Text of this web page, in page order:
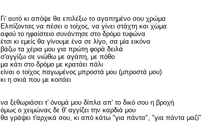
Γι' αυτό κι απόψε θα επιλέξω το αγαπημένο σου χρώμα
Ελπίζοντας να πέσει ο τοίχος, να γίνει στάχτη και χώμα
αφού το ηφαίστειο συνάντησε στο δρόμο τυφώνα
έτσι κι εμείς θα γίνουμε ένα σε λίγο, σα μία εικόνα
βάζω τα χέρια μου για πρώτη φορά δειλά
σ'αγγίζω σε νιώθω με αγάπη, με πόθο
μα κάτι στο δρόμο με κρατάει πάλι
είναι ο τοίχος παγωμένος μπροστά μου (μπροστά μου)
κι η σκιά που με κοιτάει
να ξεθωριάσει τ' όνομά μου δίπλα απ' το δικό σου η βροχή
όμως ο χειμώνας δε θ' αγγίζει την καρδιά μου
θα γράψει τ'αρχικά σου, κι από κάτω "για πάντα", "για πάντα μαζί"